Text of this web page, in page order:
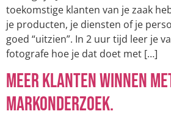
toekomstige klanten van je zaak
je producten, je diensten of je
goed “uitzien”. In 2 uur tijd leer je
fotografe hoe je dat doet met […]
Meer klanten winnen
markonderzoek.